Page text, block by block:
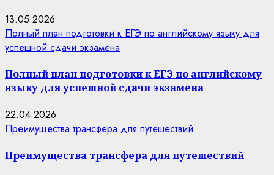
13.05.2026
Полный план подготовки к ЕГЭ по английскому языку для
успешной сдачи экзамена
Полный план подготовки к ЕГЭ по английскому
языку для успешной сдачи экзамена
22.04.2026
Преимущества трансфера для путешествий
Преимущества трансфера для путешествий